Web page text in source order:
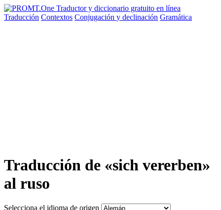
Traducción Contextos Conjugación y declinación Gramática
Traducción de «sich vererben»
al ruso
Selecciona el idioma de origen